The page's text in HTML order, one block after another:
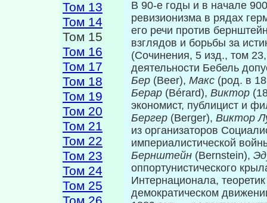
Том 13
Том 14
Том 15
Том 16
Том 17
Том 18
Том 19
Том 20
Том 21
Том 22
Том 23
Том 24
Том 25
В 90-е годы и в начале
ревизионизма в рядах
его речи против
взглядов и борьбы за
(Сочинения, 5 изд., том
деятельности Бебель
Бер (Beer), Макс (род. в
Берар (Bérard), Виктор
экономист, публицист и
Бергер (Berger), Виктор
из организаторов
империалистической
Бернштейн (Bernstein),
оппортунистического
Интернационала,
демократическом